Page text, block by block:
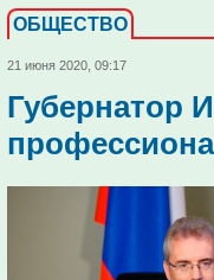
ОБЩЕСТВО
21 июня 2020, 09:17
Губернатор